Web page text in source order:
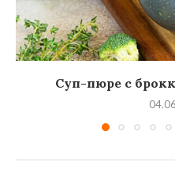
Суп-пюре с